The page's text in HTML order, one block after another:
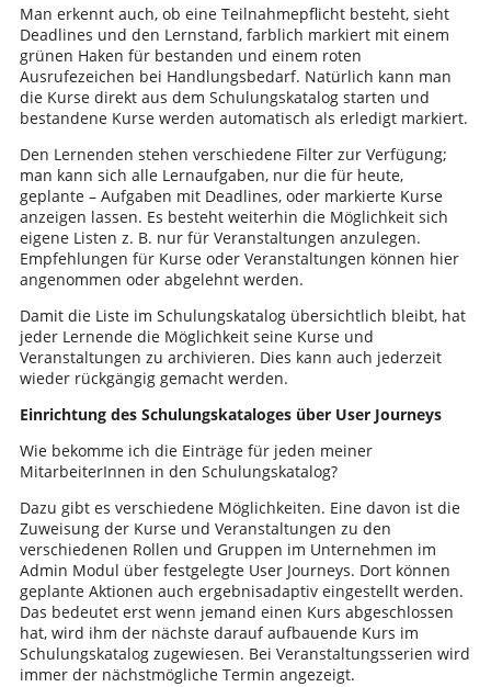
Man erkennt auch, ob eine Teilnahmepflicht besteht, sieht
Deadlines und den Lernstand, farblich markiert mit einem
grünen Haken für bestanden und einem roten
Ausrufezeichen bei Handlungsbedarf. Natürlich kann man
die Kurse direkt aus dem Schulungskatalog starten und
bestandene Kurse werden automatisch als erledigt markiert.
Den Lernenden stehen verschiedene Filter zur Verfügung;
man kann sich alle Lernaufgaben, nur die für heute,
geplante – Aufgaben mit Deadlines, oder markierte Kurse
anzeigen lassen. Es besteht weiterhin die Möglichkeit sich
eigene Listen z. B. nur für Veranstaltungen anzulegen.
Empfehlungen für Kurse oder Veranstaltungen können hier
angenommen oder abgelehnt werden.
Damit die Liste im Schulungskatalog übersichtlich bleibt, hat
jeder Lernende die Möglichkeit seine Kurse und
Veranstaltungen zu archivieren. Dies kann auch jederzeit
wieder rückgängig gemacht werden.
Einrichtung des Schulungskataloges über User Journeys
Wie bekomme ich die Einträge für jeden meiner
MitarbeiterInnen in den Schulungskatalog?
Dazu gibt es verschiedene Möglichkeiten. Eine davon ist die
Zuweisung der Kurse und Veranstaltungen zu den
verschiedenen Rollen und Gruppen im Unternehmen im
Admin Modul über festgelegte User Journeys. Dort können
geplante Aktionen auch ergebnisadaptiv eingestellt werden.
Das bedeutet erst wenn jemand einen Kurs abgeschlossen
hat, wird ihm der nächste darauf aufbauende Kurs im
Schulungskatalog zugewiesen. Bei Veranstaltungsserien wird
immer der nächstmögliche Termin angezeigt.